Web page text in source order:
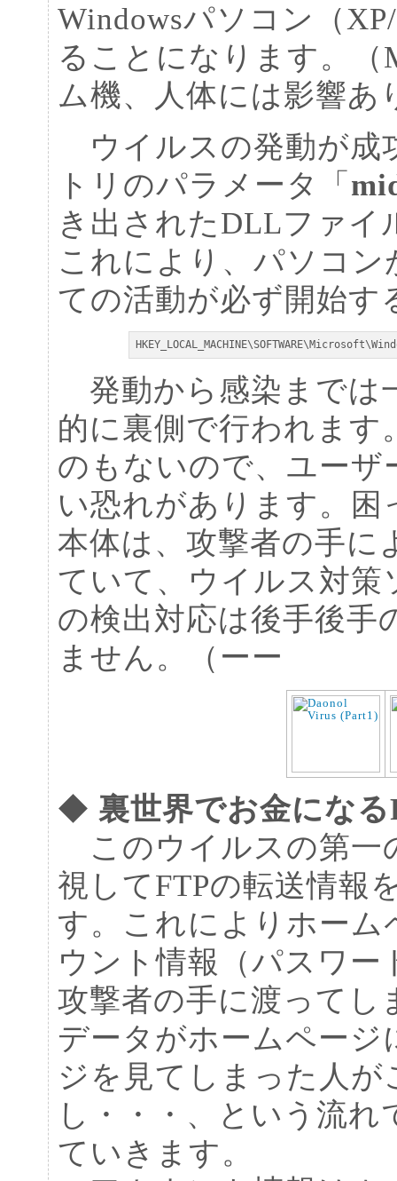
Windowsパソコン（
ることになります。（
ム機、人体には影響あ
ウイルスの発動が成
トリのパラメータ「
き出されたDLLファイ
これにより、パソコ
ての活動が必ず開始す
発動から感染までは
的に裏側で行われま
のもないので、ユー
い恐れがあります。
本体は、攻撃者の手に
ていて、ウイルス対
の検出対応は後手後手
ません。（ーー
◆ 裏世界でお金にな
このウイルスの第一
視してFTPの転送情報
す。これによりホー
ウント情報（パスワ
攻撃者の手に渡ってし
データがホームペー
ジを見てしまった人
し・・・、という流
ていきます。